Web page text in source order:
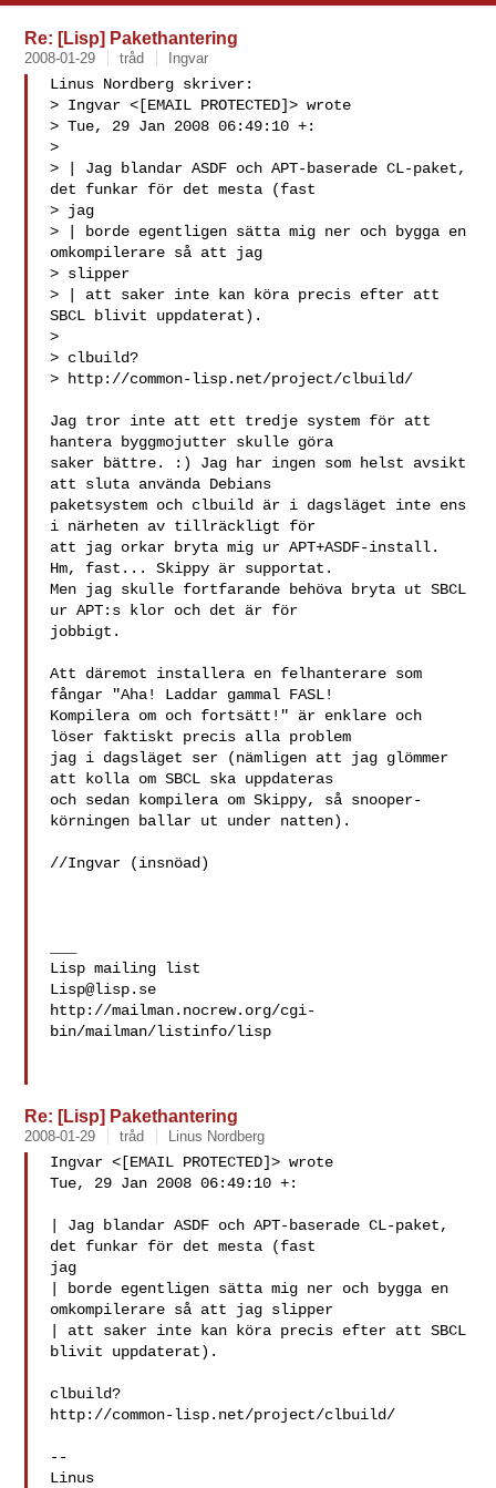
Re: [Lisp] Pakethantering
2008-01-29 tråd Ingvar
Linus Nordberg skriver:
> Ingvar <[EMAIL PROTECTED]> wrote
> Tue, 29 Jan 2008 06:49:10 +:
>
> | Jag blandar ASDF och APT-baserade CL-paket,
det funkar för det mesta (fast
> jag
> | borde egentligen sätta mig ner och bygga en
omkompilerare så att jag
> slipper
> | att saker inte kan köra precis efter att
SBCL blivit uppdaterat).
>
> clbuild?
> http://common-lisp.net/project/clbuild/
Jag tror inte att ett tredje system för att
hantera byggmojutter skulle göra
saker bättre. :) Jag har ingen som helst avsikt
att sluta använda Debians
paketsystem och clbuild är i dagsläget inte ens
i närheten av tillräckligt för
att jag orkar bryta mig ur APT+ASDF-install.
Hm, fast... Skippy är supportat.
Men jag skulle fortfarande behöva bryta ut SBCL
ur APT:s klor och det är för
jobbigt.
Att däremot installera en felhanterare som
fångar "Aha! Laddar gammal FASL!
Kompilera om och fortsätt!" är enklare och
löser faktiskt precis alla problem
jag i dagsläget ser (nämligen att jag glömmer
att kolla om SBCL ska uppdateras
och sedan kompilera om Skippy, så snooper-
körningen ballar ut under natten).
//Ingvar (insnöad)
Lisp@lisp.se
http://mailman.nocrew.org/cgi-
bin/mailman/listinfo/lisp
Re: [Lisp] Pakethantering
2008-01-29 tråd Linus Nordberg
Ingvar <[EMAIL PROTECTED]> wrote
Tue, 29 Jan 2008 06:49:10 +:
| Jag blandar ASDF och APT-baserade CL-paket,
det funkar för det mesta (fast
jag
| borde egentligen sätta mig ner och bygga en
omkompilerare så att jag slipper
| att saker inte kan köra precis efter att SBCL
blivit uppdaterat).
clbuild?
http://common-lisp.net/project/clbuild/
--
Linus